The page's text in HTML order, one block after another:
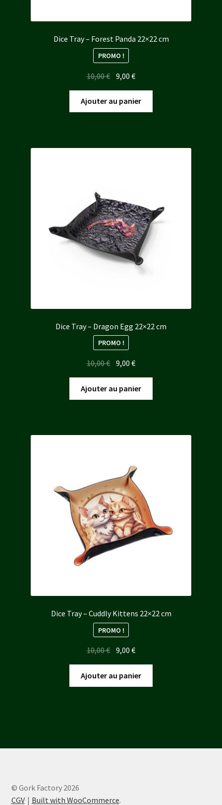
Dice Tray – Forest Panda 22×22 cm
PROMO !
10,00€ Le
initial
était :
9,00€Le
actuel
est :
Ajouter au panier
Dice Tray – Dragon Egg 22×22 cm
PROMO !
10,00€ Le
initial
était :
9,00€Le
actuel
est :
Ajouter au panier
Dice Tray – Cuddly Kittens 22×22 cm
PROMO !
10,00€ Le
prix
initial
était :
9,00€Le
prix
actuel
est :
Ajouter au panier
© Gork Factory 2026
CGV
Built with WooCommerce.